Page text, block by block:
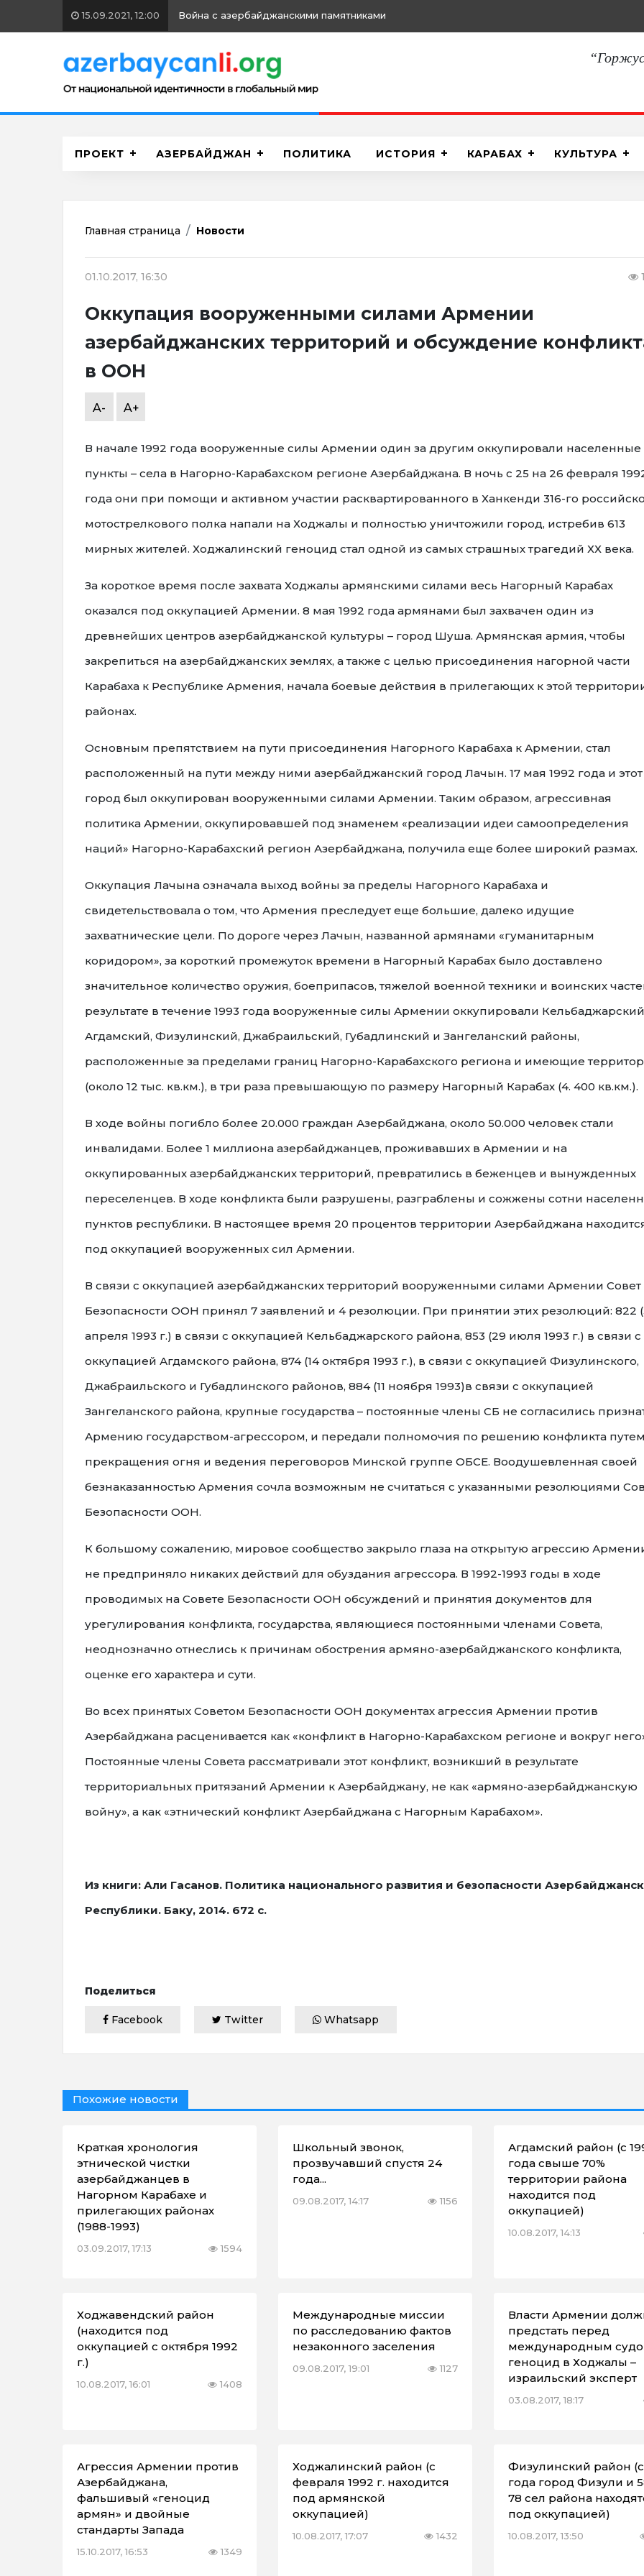
15.09.2021, 12:00 Война с азербайджанскими памятниками
ПРОЕКТ АЗЕРБАЙДЖАН ПОЛИТИКА ИСТОРИЯ КАРАБАХ КУЛЬТУРА
Главная страница Новости
01.10.2017, 16:30
Оккупация вооруженными силами Армении
азербайджанских территорий и обсуждение
в ООН
A- A+
В начале 1992 года вооруженные силы Армении один за другим оккупировали населенные
пункты – села в Нагорно-Карабахском регионе Азербайджана. В ночь с 25 на 26 февраля
года они при помощи и активном участии расквартированного в Ханкенди 316-го
мотострелкового полка напали на Ходжалы и полностью уничтожили город, истребив 613
мирных жителей. Ходжалинский геноцид стал одной из самых страшных трагедий ХХ века.
За короткое время после захвата Ходжалы армянскими силами весь Нагорный Карабах
оказался под оккупацией Армении. 8 мая 1992 года армянами был захвачен один из
древнейших центров азербайджанской культуры – город Шуша. Армянская армия, чтобы
закрепиться на азербайджанских землях, а также с целью присоединения нагорной части
Карабаха к Республике Армения, начала боевые действия в прилегающих к этой
районах.
Основным препятствием на пути присоединения Нагорного Карабаха к Армении, стал
расположенный на пути между ними азербайджанский город Лачын. 17 мая 1992 года и этот
город был оккупирован вооруженными силами Армении. Таким образом, агрессивная
политика Армении, оккупировавшей под знаменем «реализации идеи самоопределения
наций» Нагорно-Карабахский регион Азербайджана, получила еще более широкий размах.
Оккупация Лачына означала выход войны за пределы Нагорного Карабаха и
свидетельствовала о том, что Армения преследует еще большие, далеко идущие
захватнические цели. По дороге через Лачын, названной армянами «гуманитарным
коридором», за короткий промежуток времени в Нагорный Карабах было доставлено
значительное количество оружия, боеприпасов, тяжелой военной техники и воинских
результате в течение 1993 года вооруженные силы Армении оккупировали
Агдамский, Физулинский, Джабраильский, Губадлинский и Зангеланский районы,
расположенные за пределами границ Нагорно-Карабахского региона и имеющие
(около 12 тыс. кв.км.), в три раза превышающую по размеру Нагорный Карабах (4. 400 кв.км.).
В ходе войны погибло более 20.000 граждан Азербайджана, около 50.000 человек стали
инвалидами. Более 1 миллиона азербайджанцев, проживавших в Армении и на
оккупированных азербайджанских территорий, превратились в беженцев и вынужденных
переселенцев. В ходе конфликта были разрушены, разграблены и сожжены сотни
пунктов республики. В настоящее время 20 процентов территории Азербайджана
под оккупацией вооруженных сил Армении.
В связи с оккупацией азербайджанских территорий вооруженными силами Армении Совет
Безопасности ООН принял 7 заявлений и 4 резолюции. При принятии этих резолюций: 822
апреля 1993 г.) в связи с оккупацией Кельбаджарского района, 853 (29 июля 1993 г.) в связи с
оккупацией Агдамского района, 874 (14 октября 1993 г.), в связи с оккупацией Физулинского,
Джабраильского и Губадлинского районов, 884 (11 ноября 1993)в связи с оккупацией
Зангеланского района, крупные государства – постоянные члены СБ не согласились
Армению государством-агрессором, и передали полномочия по решению конфликта путем
прекращения огня и ведения переговоров Минской группе ОБСЕ. Воодушевленная своей
безнаказанностью Армения сочла возможным не считаться с указанными резолюциями
Безопасности ООН.
К большому сожалению, мировое сообщество закрыло глаза на открытую агрессию
не предприняло никаких действий для обуздания агрессора. В 1992-1993 годы в ходе
проводимых на Совете Безопасности ООН обсуждений и принятия документов для
урегулирования конфликта, государства, являющиеся постоянными членами Совета,
неоднозначно отнеслись к причинам обострения армяно-азербайджанского конфликта,
оценке его характера и сути.
Во всех принятых Советом Безопасности ООН документах агрессия Армении против
Азербайджана расценивается как «конфликт в Нагорно-Карабахском регионе и вокруг
Постоянные члены Совета рассматривали этот конфликт, возникший в результате
территориальных притязаний Армении к Азербайджану, не как «армяно-азербайджанскую
войну», а как «этнический конфликт Азербайджана с Нагорным Карабахом».
Из книги: Али Гасанов. Политика национального развития и безопасности
Республики. Баку, 2014. 672 c.
Поделиться
Facebook Twitter Whatsapp
Похожие новости
Краткая хронология
этнической чистки
азербайджанцев в
Нагорном Карабахе и
прилегающих районах
(1988-1993)
03.09.2017, 17:13 1594
Школьный звонок,
прозвучавший спустя 24
года...
09.08.2017, 14:17 1156
Агдамский район (с
года свыше 70%
территории района
находится под
оккупацией)
10.08.2017, 14:13
Ходжавендский район
(находится под
оккупацией с октября 1992
г.)
10.08.2017, 16:01 1408
Международные миссии
по расследованию фактов
незаконного заселения
09.08.2017, 19:01 1127
Власти Армении
предстать перед
международным
геноцид в Ходжалы –
израильский эксперт
03.08.2017, 18:17
Агрессия Армении против
Азербайджана,
фальшивый «геноцид
армян» и двойные
стандарты Запада
15.10.2017, 16:53 1349
Ходжалинский район (с
февраля 1992 г. находится
под армянской
оккупацией)
10.08.2017, 17:07 1432
Физулинский район (с
года город Физули и
78 сел района
под оккупацией)
10.08.2017, 13:50